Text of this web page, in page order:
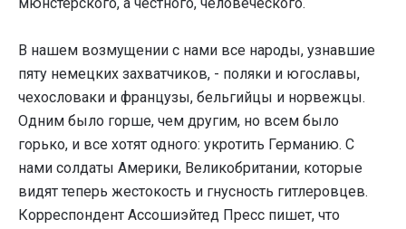
мюнстерского, а честного, человеческого.
В нашем возмущении с нами все народы, узнавшие
пяту немецких захватчиков, - поляки и югославы,
чехословаки и французы, бельгийцы и норвежцы.
Одним было горше, чем другим, но всем было
горько, и все хотят одного: укротить Германию. С
нами солдаты Америки, Великобритании, которые
видят теперь жестокость и гнусность гитлеровцев.
Корреспондент Ассошиэйтед Пресс пишет, что